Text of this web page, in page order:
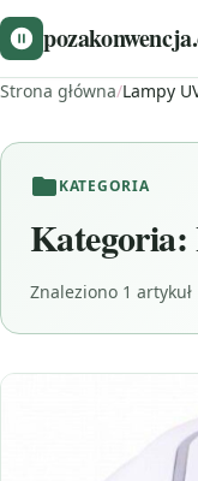
Strona główna/Lampy
KATEGORIA
Kategoria:
Znaleziono 1 artykuł